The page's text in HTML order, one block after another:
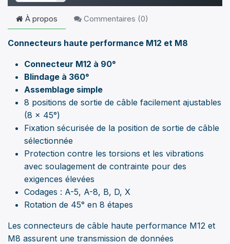
À propos Commentaires (0)
Connecteurs haute performance M12 et M8
Connecteur M12 à 90°
Blindage à 360°
Assemblage simple
8 positions de sortie de câble facilement ajustables
(8 x 45°)
Fixation sécurisée de la position de sortie de câble
sélectionnée
Protection contre les torsions et les vibrations
avec soulagement de contrainte pour des
exigences élevées
Codages : A-5, A-8, B, D, X
Rotation de 45° en 8 étapes
Les connecteurs de câble haute performance M12 et
M8 assurent une transmission de données